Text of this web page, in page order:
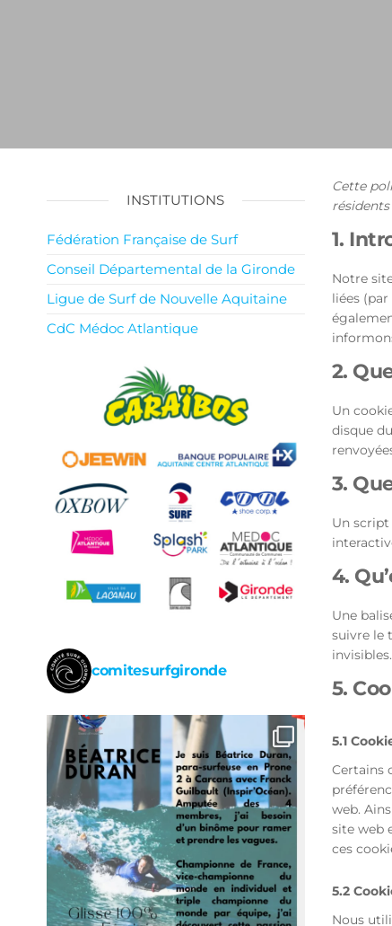
Cette
1.
Notre
liées
2.
Un
disque
3.
Un
4.
Une
suivre le
invisibles.
5.
5.1
Certains
web.
site web
ces
5.2
Nous
INSTITUTIONS
Fédération Française de Surf
Conseil Départemental de la Gironde
Ligue de Surf de Nouvelle Aquitaine
CdC Médoc Atlantique
comitesurfgironde